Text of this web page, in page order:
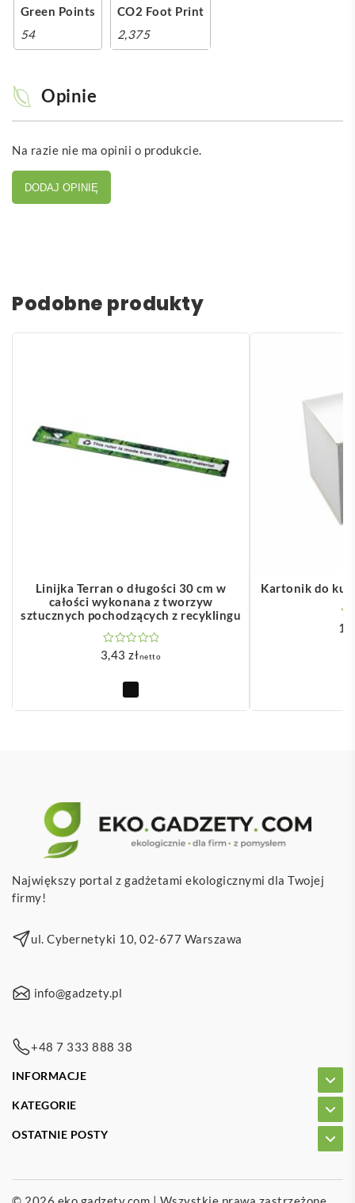
Green Points
54
CO2 Foot Print
2,375
Opinie
Na razie nie ma opinii o produkcie.
DODAJ OPINIĘ
Podobne produkty
Linijka Terran o długości 30 cm w
całości wykonana z tworzyw
sztucznych pochodzących z recyklingu
3,43złnetto
Kartonik do
Największy portal z gadżetami ekologicznymi dla Twojej
firmy!
ul. Cybernetyki 10, 02-677 Warszawa
info@gadzety.pl
+48 7 333 888 38
INFORMACJE
KATEGORIE
OSTATNIE POSTY